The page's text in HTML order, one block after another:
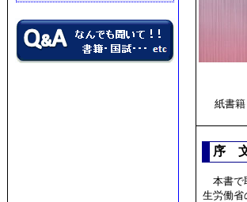
紙書籍
序
本書で
生労働省